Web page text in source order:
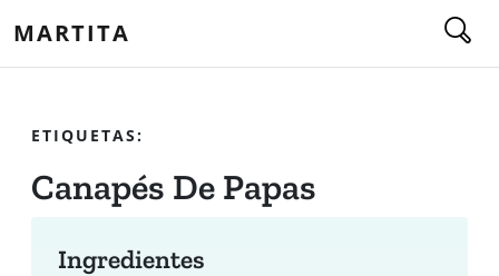
MARTITA
ETIQUETAS:
Canapés De Papas
Ingredientes